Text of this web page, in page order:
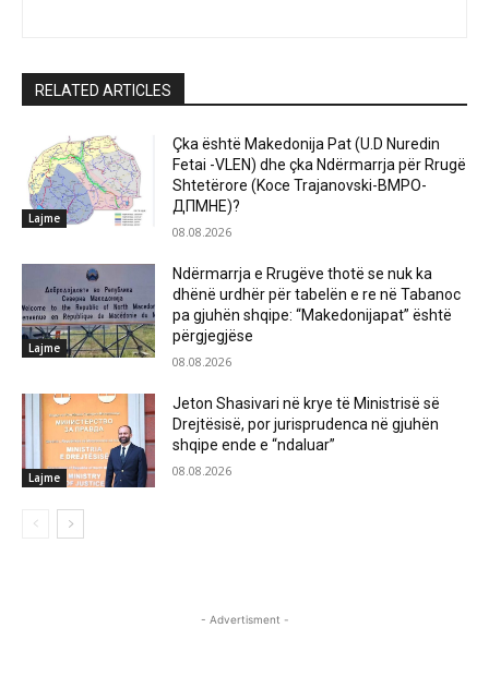
RELATED ARTICLES
Lajme
Çka është Makedonija Pat (U.D Nuredin
Fetai -VLEN) dhe çka Ndërmarrja për Rrugë
Shtetërore (Koce Trajanovski-ВМРО-
ДПМНЕ)?
08.08.2026
Lajme
Ndërmarrja e Rrugëve thotë se nuk ka
dhënë urdhër për tabelën e re në Tabanoc
pa gjuhën shqipe: “Makedonijapat” është
përgjegjëse
08.08.2026
Lajme
Jeton Shasivari në krye të Ministrisë së
Drejtësisë, por jurisprudenca në gjuhën
shqipe ende e “ndaluar”
08.08.2026
- Advertisment -